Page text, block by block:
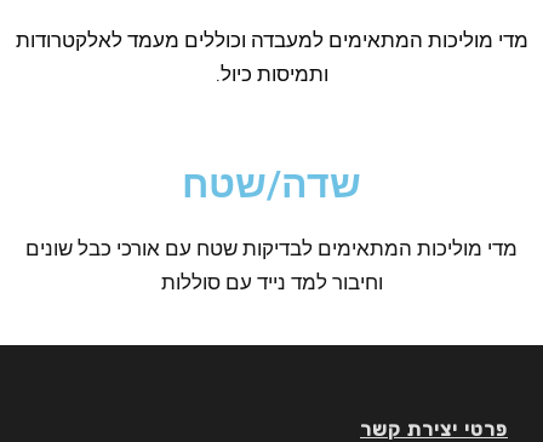
מדי מוליכות המתאימים למעבדה וכוללים מעמד לאלקטרודות
ותמיסות כיול.
שדה/שטח
מדי מוליכות המתאימים לבדיקות שטח עם אורכי כבל שונים
וחיבור למד נייד עם סוללות
פרטי יצירת קשר